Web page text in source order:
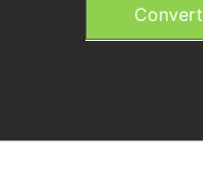
Convert